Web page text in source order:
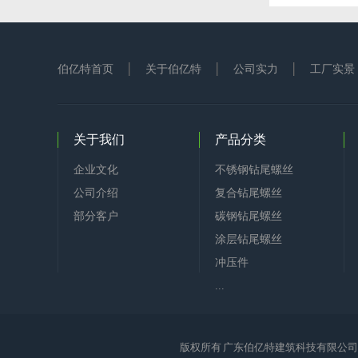
伯亿特首页 关于伯亿特 公司实力 工厂实景
关于我们
企业文化
公司介绍
部分客户
产品分类
不锈钢钻尾螺丝
复合钻尾螺丝
碳钢钻尾螺丝
涂层钻尾螺丝
冲压件
...
版权所有 广东伯亿特建筑科技有限